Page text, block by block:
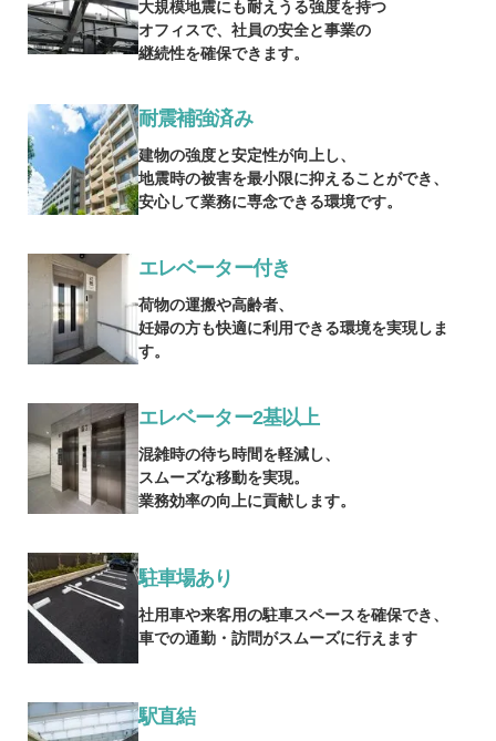
大規模地震にも耐えうる強度を持つ
オフィスで、社員の安全と事業の
継続性を確保できます。
耐震補強済み
建物の強度と安定性が向上し、
地震時の被害を最小限に抑えることができ、
安心して業務に専念できる環境です。
エレベーター付き
荷物の運搬や高齢者、
妊婦の方も快適に利用できる環境を実現しま
す。
エレベーター2基以上
混雑時の待ち時間を軽減し、
スムーズな移動を実現。
業務効率の向上に貢献します。
駐車場あり
社用車や来客用の駐車スペースを確保でき、
車での通勤・訪問がスムーズに行えます
駅直結